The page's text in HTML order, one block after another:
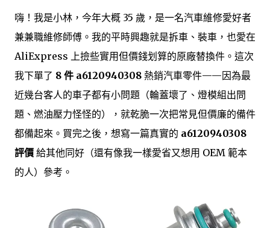
嗨！我是小林，今年大概 35 歲，是一名汽車維修愛好者
兼兼職維修師傅。我的平時興趣就是拆車、裝車，也愛在
AliExpress 上撿些實用但價錢划算的原廠替換件。這次
我下單了 8 件 a6120940308 熱銷汽車零件——因為最
近幾台客人的車子都有小問題（輪蓋壞了、燈模組出問
題、燃油壓力怪怪的），就乾脆一次把常見但價廉的備件
都備起來。買完之後，想寫一篇真實的 a6120940308
評價 給其他同好（還有像我一樣愛省又想用 OEM 範本
的人）參考。